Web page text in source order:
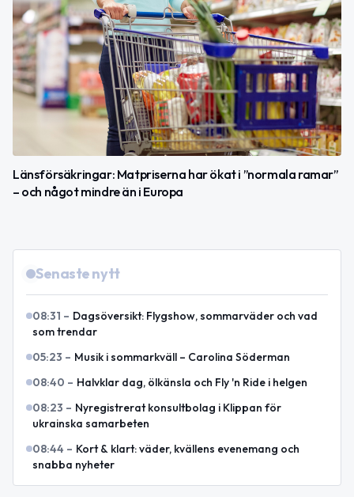
Länsförsäkringar: Matpriserna har ökat i ”normala ramar”
– och något mindre än i Europa
Senaste nytt
08:31 – Dagsöversikt: Flygshow, sommarväder och vad
som trendar
05:23 – Musik i sommarkväll – Carolina Söderman
08:40 – Halvklar dag, ölkänsla och Fly 'n Ride i helgen
08:23 – Nyregistrerat konsultbolag i Klippan för
ukrainska samarbeten
08:44 – Kort & klart: väder, kvällens evenemang och
snabba nyheter